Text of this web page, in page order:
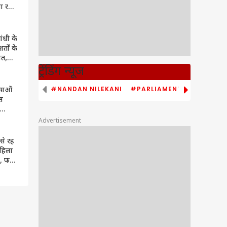
रहा
के
के
रह
ट्रेंडिंग न्यूज
#NANDAN NILEKANI #PARLIAMENT MONSOON
Advertisement